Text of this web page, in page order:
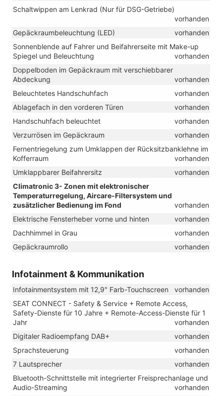
Schaltwippen am Lenkrad (Nur für DSG-Getriebe)
vorhanden
Gepäckraumbeleuchtung (LED)
vorhanden
Sonnenblende auf Fahrer und Beifahrerseite mit Make-up
Spiegel und Beleuchtung
vorhanden
Doppelboden im Gepäckraum mit verschiebbarer
Abdeckung
vorhanden
Beleuchtetes Handschuhfach
vorhanden
Ablagefach in den vorderen Türen
vorhanden
Handschuhfach beleuchtet
vorhanden
Verzurrösen im Gepäckraum
vorhanden
Fernentriegelung zum Umklappen der Rücksitzbanklehne im
Kofferraum
vorhanden
Umklappbarer Beifahrersitz
vorhanden
Climatronic 3- Zonen mit elektronischer
Temperaturregelung, Aircare-Filtersystem und
zusätzlicher Bedienung im Fond
vorhanden
Elektrische Fensterheber vorne und hinten
vorhanden
Dachhimmel in Grau
vorhanden
Gepäckraumrollo
vorhanden
Infotainment & Kommunikation
Infotainmentsystem mit 12,9" Farb-Touchscreen
vorhanden
SEAT CONNECT - Safety & Service + Remote Access,
Safety-Dienste für 10 Jahre + Remote-Access-Dienste für 1
Jahr
vorhanden
Digitaler Radioempfang DAB+
vorhanden
Sprachsteuerung
vorhanden
7 Lautsprecher
vorhanden
Bluetooth-Schnittstelle mit integrierter Freisprechanlage und
Audio-Streaming
vorhanden